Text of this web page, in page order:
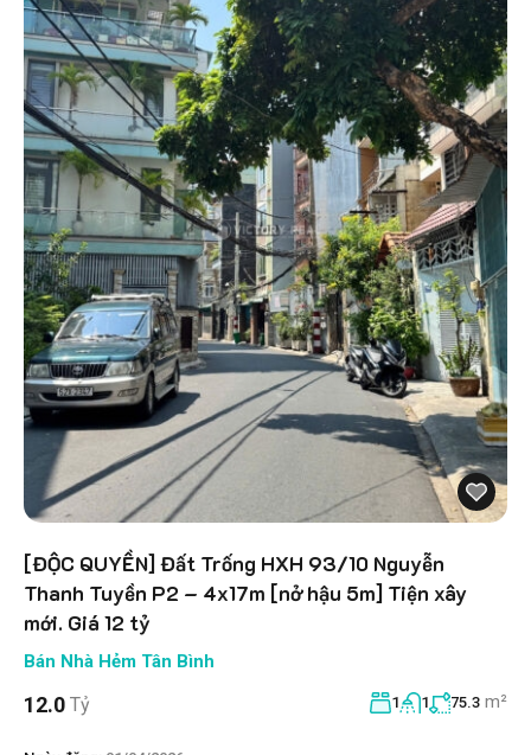
[ĐỘC QUYỀN] Đất Trống HXH 93/10 Nguyễn
Thanh Tuyền P2 – 4x17m [nở hậu 5m] Tiện xây
mới. Giá 12 tỷ
Bán Nhà Hẻm Tân Bình
12.0 Tỷ 1 1 75.3 m²